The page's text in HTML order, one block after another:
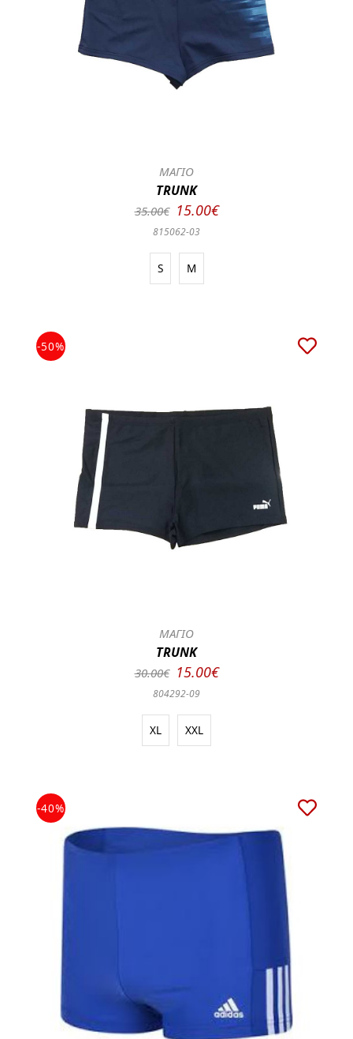
ΜΑΓΙΟ
TRUNK
35.00€ 15.00€
815062-03
S M
-50%
ΜΑΓΙΟ
TRUNK
30.00€ 15.00€
804292-09
XL XXL
-40%